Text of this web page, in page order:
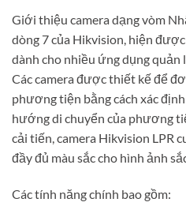
Giới thiệu camera dạng vòm
dòng 7 của Hikvision, hiện
dành cho nhiều ứng dụng
Các camera được thiết kế để
phương tiện bằng cách xác
hướng di chuyển của phương
cải tiến, camera Hikvision LPR
đầy đủ màu sắc cho hình ảnh
Các tính năng chính bao gồm: